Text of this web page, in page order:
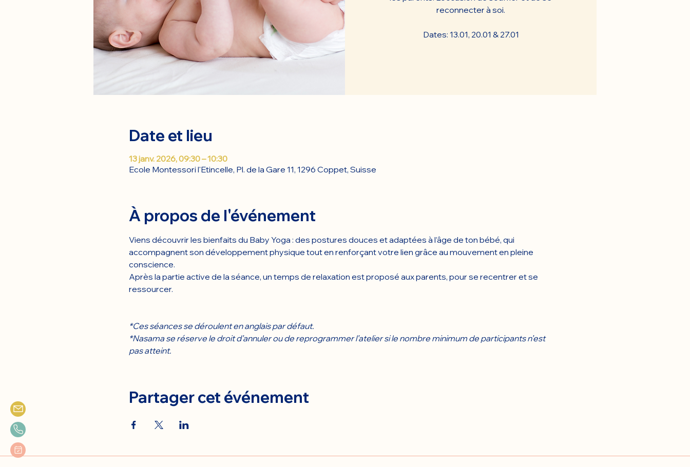
reconnecter à soi.
Dates: 13.01, 20.01 & 27.01
Date et lieu
13 janv. 2026, 09:30 – 10:30
Ecole Montessori l'Etincelle, Pl. de la Gare 11, 1296 Coppet, Suisse
À propos de l'événement
Viens découvrir les bienfaits du Baby Yoga : des postures douces et adaptées à l’âge de ton bébé, qui
accompagnent son développement physique tout en renforçant votre lien grâce au mouvement en pleine
conscience.
Après la partie active de la séance, un temps de relaxation est proposé aux parents, pour se recentrer et se
ressourcer.
*Ces séances se déroulent en anglais par défaut.
*Nasama se réserve le droit d’annuler ou de reprogrammer l’atelier si le nombre minimum de participants n’est
pas atteint.
Partager cet événement